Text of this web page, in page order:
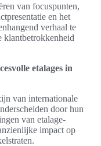
van focuspunten,
en het
verhaal te
klantbetrokkenheid
etalages in
van internationale
door hun
van etalage-
impact op